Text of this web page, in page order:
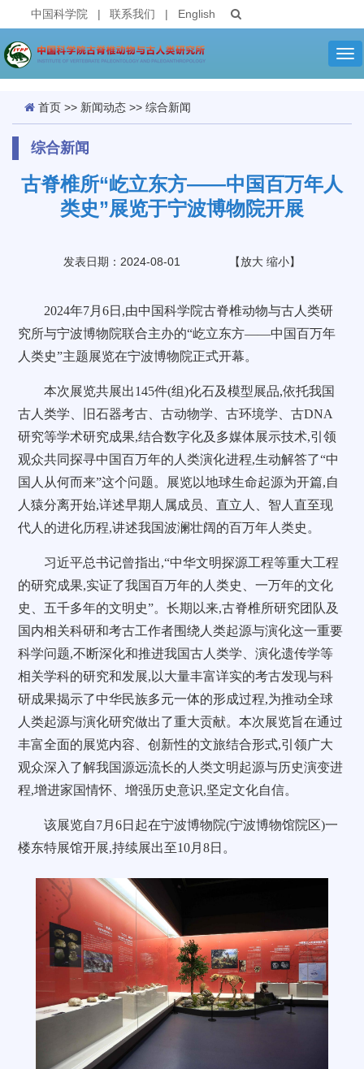
中国科学院 | 联系我们 | English
首页 >> 新闻动态 >> 综合新闻
综合新闻
古脊椎所“屹立东方——中国百万年人
类史”展览于宁波博物院开展
发表日期：2024-08-01 【放大 缩小】
2024年7月6日,由中国科学院古脊椎动物与古人类研
究所与宁波博物院联合主办的“屹立东方——中国百万年
人类史”主题展览在宁波博物院正式开幕。
本次展览共展出145件(组)化石及模型展品,依托我国
古人类学、旧石器考古、古动物学、古环境学、古DNA
研究等学术研究成果,结合数字化及多媒体展示技术,引领
观众共同探寻中国百万年的人类演化进程,生动解答了“中
国人从何而来”这个问题。展览以地球生命起源为开篇,自
人猿分离开始,详述早期人属成员、直立人、智人直至现
代人的进化历程,讲述我国波澜壮阔的百万年人类史。
习近平总书记曾指出,“中华文明探源工程等重大工程
的研究成果,实证了我国百万年的人类史、一万年的文化
史、五千多年的文明史”。长期以来,古脊椎所研究团队及
国内相关科研和考古工作者围绕人类起源与演化这一重要
科学问题,不断深化和推进我国古人类学、演化遗传学等
相关学科的研究和发展,以大量丰富详实的考古发现与科
研成果揭示了中华民族多元一体的形成过程,为推动全球
人类起源与演化研究做出了重大贡献。本次展览旨在通过
丰富全面的展览内容、创新性的文旅结合形式,引领广大
观众深入了解我国源远流长的人类文明起源与历史演变进
程,增进家国情怀、增强历史意识,坚定文化自信。
该展览自7月6日起在宁波博物院(宁波博物馆院区)一
楼东特展馆开展,持续展出至10月8日。